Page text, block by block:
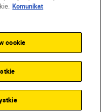
Dostępność
Komunikat
cookie